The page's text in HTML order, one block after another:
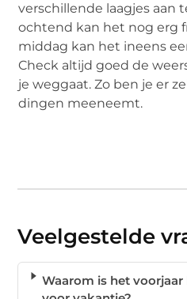
verschillende laagjes aan
ochtend kan het nog erg
middag kan het ineens
Check altijd goed de
je weggaat. Zo ben je er
dingen meeneemt.
Veelgestelde
Waarom is het